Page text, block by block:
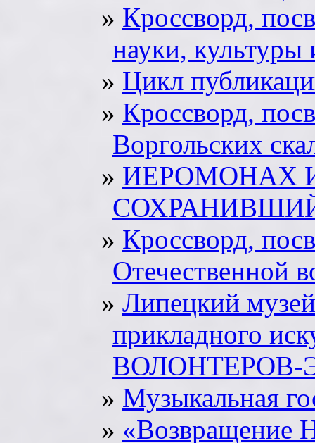
Кроссворд,
науки, культуры
Цикл
Кроссворд,
Воргольских
ИЕРОМОНАХ
Кроссворд,
Отечественной
Липецкий
прикладного
Музыкальная
«Возвращение